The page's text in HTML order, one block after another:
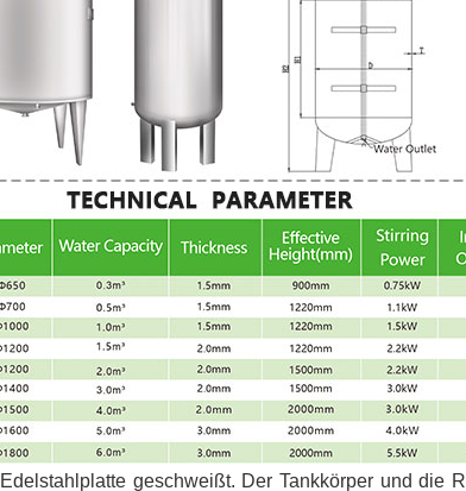
geschweißt. Der Tankkörper und die